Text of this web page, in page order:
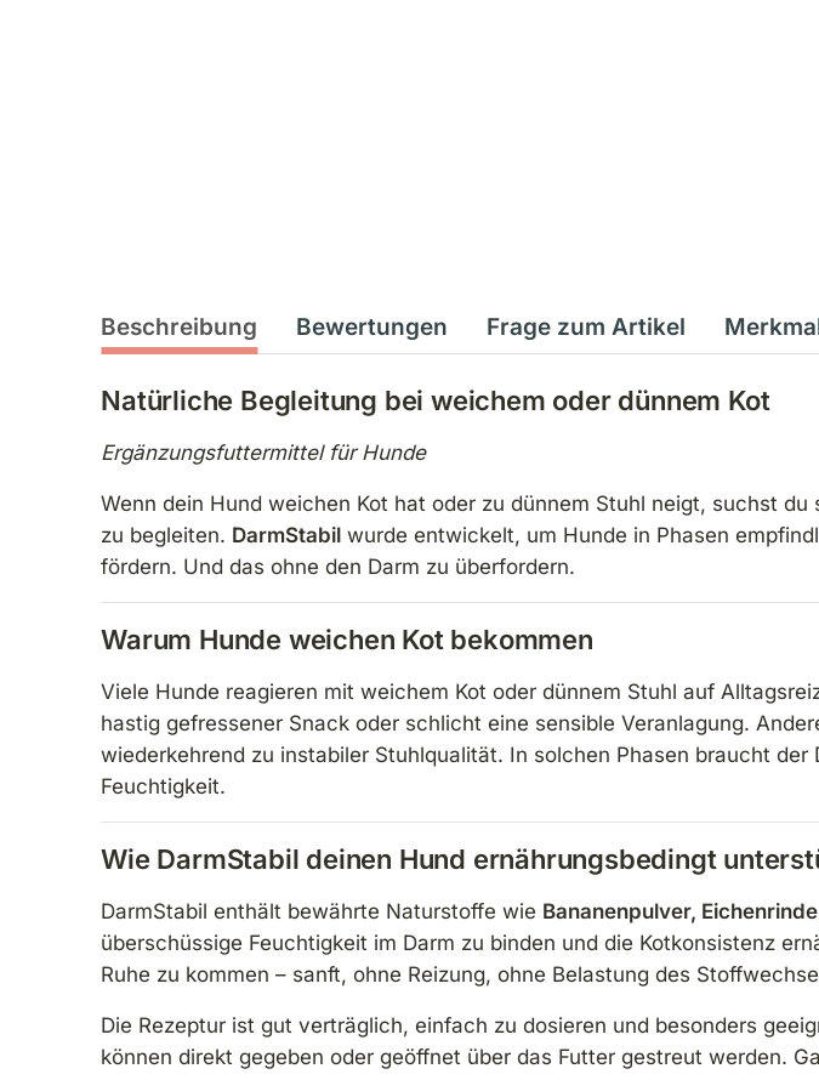
Beschreibung Bewertungen Frage zum Artikel
Natürliche Begleitung bei weichem oder dünnem Kot
Ergänzungsfuttermittel für Hunde
Wenn dein Hund weichen Kot hat oder zu dünnem Stuhl neigt, suchst
zu begleiten. DarmStabil wurde entwickelt, um Hunde in Phasen
fördern. Und das ohne den Darm zu überfordern.
Warum Hunde weichen Kot bekommen
Viele Hunde reagieren mit weichem Kot oder dünnem Stuhl auf
hastig gefressener Snack oder schlicht eine sensible Veranlagung.
wiederkehrend zu instabiler Stuhlqualität. In solchen Phasen braucht
Feuchtigkeit.
Wie DarmStabil deinen Hund ernährungsbedingt
DarmStabil enthält bewährte Naturstoffe wie Bananenpulver,
überschüssige Feuchtigkeit im Darm zu binden und die Kotkonsistenz
Ruhe zu kommen – sanft, ohne Reizung, ohne Belastung des
Die Rezeptur ist gut verträglich, einfach zu dosieren und besonders
können direkt gegeben oder geöffnet über das Futter gestreut werden.